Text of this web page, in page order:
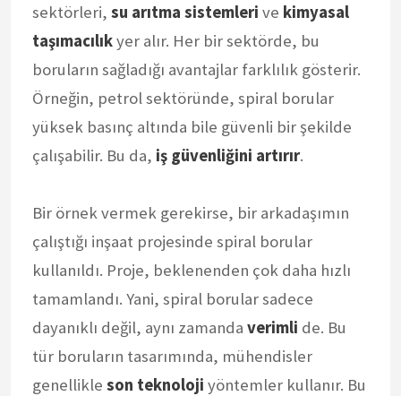
sektörleri, su arıtma sistemleri ve kimyasal
taşımacılıkyer alır. Her bir sektörde, bu
boruların sağladığı avantajlar farklılık gösterir.
Örneğin, petrol sektöründe, spiral borular
yüksek basınç altında bile güvenli bir şekilde
çalışabilir. Bu da, iş güvenliğini artırır.
Bir örnek vermek gerekirse, bir arkadaşımın
çalıştığı inşaat projesinde spiral borular
kullanıldı. Proje, beklenenden çok daha hızlı
tamamlandı. Yani, spiral borular sadece
dayanıklı değil, aynı zamanda verimli de. Bu
tür boruların tasarımında, mühendisler
genellikle son teknoloji yöntemler kullanır. Bu